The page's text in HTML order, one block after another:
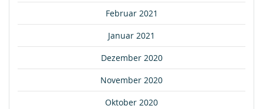
Februar 2021
Januar 2021
Dezember 2020
November 2020
Oktober 2020